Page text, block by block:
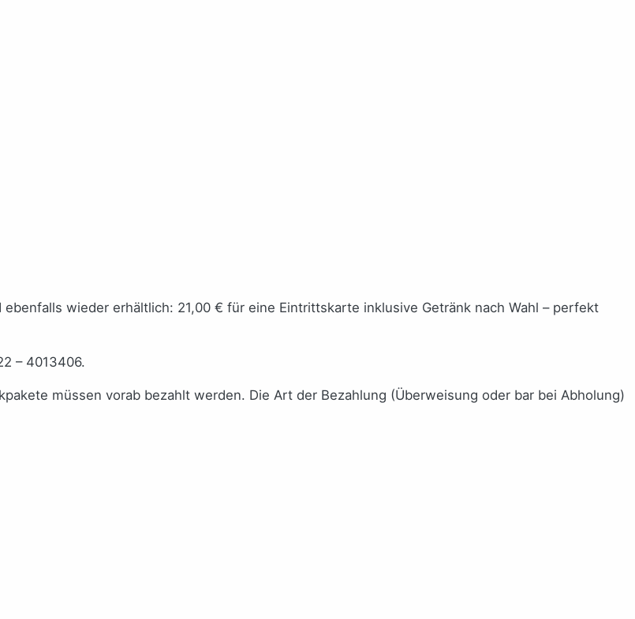
wieder erhältlich: 21,00 € für eine Eintrittskarte inklusive Getränk nach Wahl – perfekt
– 4013406.
müssen vorab bezahlt werden. Die Art der Bezahlung (Überweisung oder bar bei Abholung)